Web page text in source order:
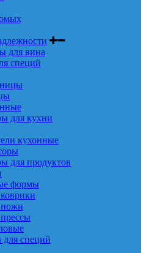
для вина
специй
для кухни
кухонные
для продуктов
формы
специй